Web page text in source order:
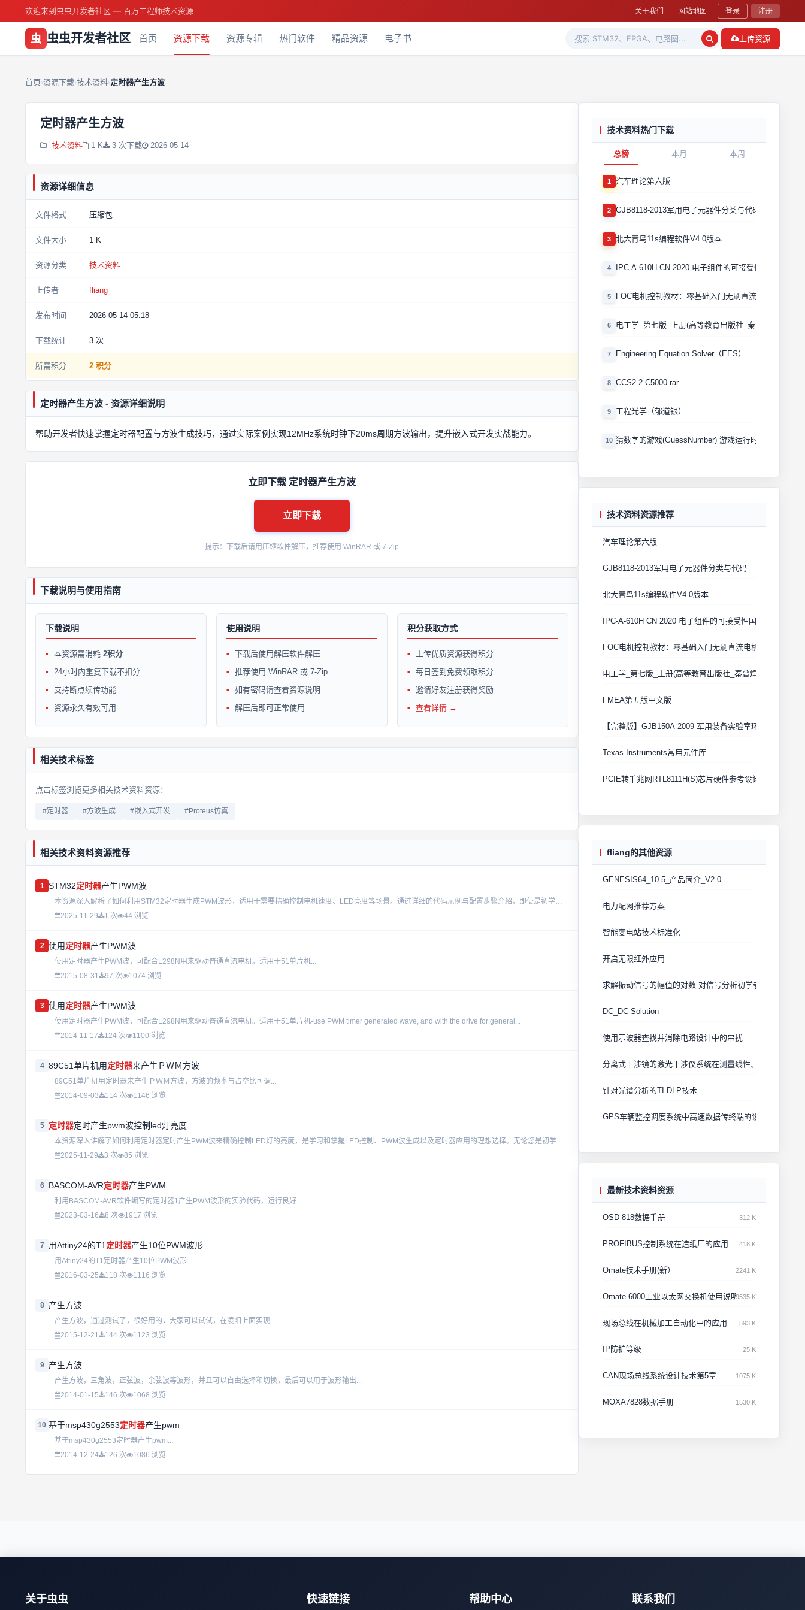
欢迎来到虫虫开发者社区 — 百万工程师技术资源 关于我们 网站地图 登录 注册
虫 虫虫开发者社区 首页 资源下载 资源专辑 热门软件 精品资源 电子书 上传资源
首页›资源下载›技术资料›定时器产生方波
定时器产生方波
技术资料 1 K 3 次下载 2026-05-14
资源详细信息
文件格式 压缩包
文件大小 1 K
资源分类 技术资料
上传者 fliang
发布时间 2026-05-14 05:18
下载统计 3 次
所需积分 2 积分
定时器产生方波 - 资源详细说明
帮助开发者快速掌握定时器配置与方波生成技巧，通过实际案例实现12MHz系统时钟下20ms周期方波输出，提升嵌入式开发实战能力。
立即下载 定时器产生方波
立即下载
提示：下载后请用压缩软件解压，推荐使用 WinRAR 或 7-Zip
下载说明与使用指南
下载说明
本资源需消耗 2积分
24小时内重复下载不扣分
支持断点续传功能
资源永久有效可用
使用说明
下载后使用解压软件解压
推荐使用 WinRAR 或 7-Zip
如有密码请查看资源说明
解压后即可正常使用
积分获取方式
上传优质资源获得积分
每日签到免费领取积分
邀请好友注册获得奖励
查看详情 →
相关技术标签
点击标签浏览更多相关技术资料资源：
#定时器 #方波生成 #嵌入式开发 #Proteus仿真
相关技术资料资源推荐
1 STM32定时器产生PWM波
本资源深入解析了如何利用STM32定时器生成PWM波形，适用于需要精确控制电机速度、LED亮度等场景。通过详细的代码示例与配置步骤介绍，即使是初学者也能快速上手。无论是对于嵌入式系统开发还是电子项目制...
2025-11-29
1 次 44 浏览
2 使用定时器产生PWM波
使用定时器产生PWM波，可配合L298N用来驱动普通直流电机。适用于51单片机...
2015-08-31
97 次 1074 浏览
3 使用定时器产生PWM波
使用定时器产生PWM波，可配合L298N用来驱动普通直流电机。适用于51单片机-use PWM timer generated wave, and with the drive for general...
2014-11-17
124 次 1100 浏览
4 89C51单片机用定时器来产生ＰＷＭ方波
89C51单片机用定时器来产生ＰＷＭ方波，方波的频率与占空比可调...
2014-09-03
114 次 1146 浏览
5 定时器定时产生pwm波控制led灯亮度
本资源深入讲解了如何利用定时器定时产生PWM波来精确控制LED灯的亮度，是学习和掌握LED控制、PWM波生成以及定时器应用的理想选择。无论您是初学者还是有一定经验的电子工程师，这份资料都将为您提供宝贵...
2025-11-29
3 次 85 浏览
6 BASCOM-AVR定时器产生PWM
利用BASCOM-AVR软件编写的定时器1产生PWM波形的实验代码，运行良好...
2023-03-16
8 次 1917 浏览
7 用Attiny24的T1 定时器产生10位PWM波形
用Attiny24的T1定时器产生10位PWM波形...
2016-03-25
118 次 1116 浏览
8 产生方波
产生方波，通过测试了，很好用的，大家可以试试，在凌阳上面实现...
2015-12-21
144 次 1123 浏览
9 产生方波
产生方波，三角波，正弦波，余弦波等波形，并且可以自由选择和切换，最后可以用于波形输出...
2014-01-15
146 次 1068 浏览
10 基于msp430g2553定时器产生pwm
基于msp430g2553定时器产生pwm...
2014-12-24
126 次 1086 浏览
技术资料热门下载
总榜 本月 本周
1 汽车理论第六版
2 GJB8118-2013军用电子元器件分类与代码
3 北大青鸟11s编程软件V4.0版本
4 IPC-A-610H CN 2020 电子组件的可接受性国际验收标
5 FOC电机控制教材：零基础入门无刷直流电机矢量控
6 电工学_第七版_上册(高等教育出版社_秦曾煌版)
7 Engineering Equation Solver（EES）
8 CCS2.2 C5000.rar
9 工程光学（郁道银）
10 猜数字的游戏(GuessNumber) 游戏运行时产生一个0－
技术资料资源推荐
汽车理论第六版
GJB8118-2013军用电子元器件分类与代码
北大青鸟11s编程软件V4.0版本
IPC-A-610H CN 2020 电子组件的可接受性国际验收标准
FOC电机控制教材：零基础入门无刷直流电机矢量控制技
电工学_第七版_上册(高等教育出版社_秦曾煌版)
FMEA第五版中文版
【完整版】GJB150A-2009 军用装备实验室环境试验方法
Texas Instruments常用元件库
PCIE转千兆网RTL8111H(S)芯片硬件参考设计 Cadence原
fliang的其他资源
GENESIS64_10.5_产品简介_V2.0
电力配网推荐方案
智能变电站技术标准化
开启无限红外应用
求解振动信号的幅值的对数 对信号分析初学者有帮助
DC_DC Solution
使用示波器查找并消除电路设计中的串扰
分离式干涉镜的激光干涉仪系统在测量线性、角度、直线
针对光谱分析的TI DLP技术
GPS车辆监控调度系统中高速数据传终端的设计
最新技术资料资源
OSD 818数据手册 312 K
PROFIBUS控制系统在造纸厂的应用 418 K
Omate技术手册(新） 2241 K
Omate 6000工业以太网交换机使用说明书9535 K
现场总线在机械加工自动化中的应用 593 K
IP防护等级 25 K
CAN现场总线系统设计技术第5章 1075 K
MOXA7828数据手册 1530 K
关于虫虫 快速链接 帮助中心 联系我们